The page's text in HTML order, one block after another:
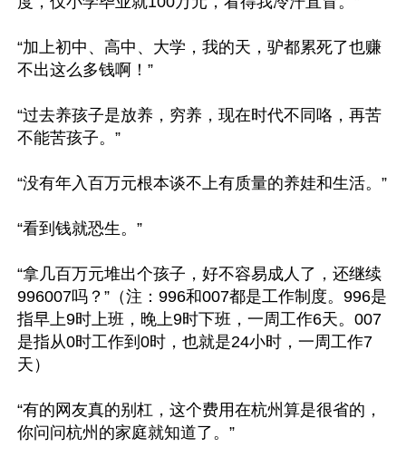
“加上初中、高中、大学，我的天，驴都累死了也赚
不出这么多钱啊！”
“过去养孩子是放养，穷养，现在时代不同咯，再苦
不能苦孩子。”
“没有年入百万元根本谈不上有质量的养娃和生活。”
“看到钱就恐生。”
“拿几百万元堆出个孩子，好不容易成人了，还继续
996007吗？”（注：996和007都是工作制度。996是
指早上9时上班，晚上9时下班，一周工作6天。007
是指从0时工作到0时，也就是24小时，一周工作7
天）
“有的网友真的别杠，这个费用在杭州算是很省的，
你问问杭州的家庭就知道了。”